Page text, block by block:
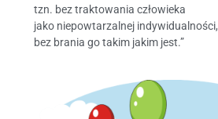
tzn. bez traktowania człowieka
jako niepowtarzalnej indywidualności,
bez brania go takim jakim jest.”